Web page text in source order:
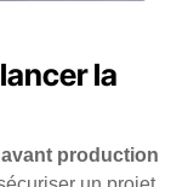
la
production